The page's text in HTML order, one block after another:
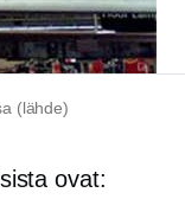
(lähde)
ovat: